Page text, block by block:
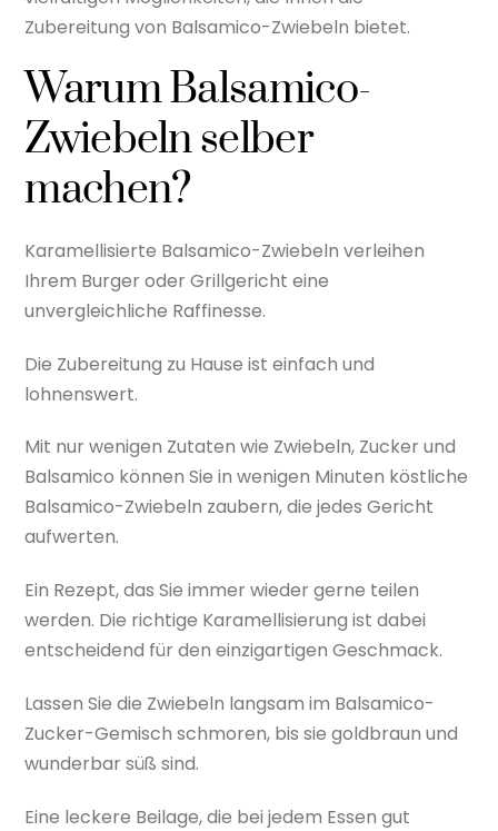
Zubereitung von Balsamico-Zwiebeln bietet.
Warum Balsamico-
Zwiebeln selber
machen?
Karamellisierte Balsamico-Zwiebeln verleihen
Ihrem Burger oder Grillgericht eine
unvergleichliche Raffinesse.
Die Zubereitung zu Hause ist einfach und
lohnenswert.
Mit nur wenigen Zutaten wie Zwiebeln, Zucker und
Balsamico können Sie in wenigen Minuten köstliche
Balsamico-Zwiebeln zaubern, die jedes Gericht
aufwerten.
Ein Rezept, das Sie immer wieder gerne teilen
werden. Die richtige Karamellisierung ist dabei
entscheidend für den einzigartigen Geschmack.
Lassen Sie die Zwiebeln langsam im Balsamico-
Zucker-Gemisch schmoren, bis sie goldbraun und
wunderbar süß sind.
Eine leckere Beilage, die bei jedem Essen gut